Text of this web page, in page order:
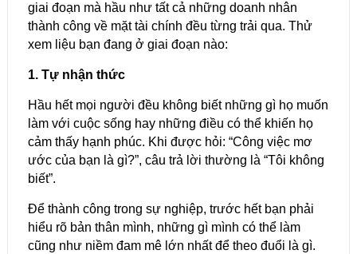
giai đoạn mà hầu như tất cả những doanh nhân
thành công về mặt tài chính đều từng trải qua. Thử
xem liệu bạn đang ở giai đoạn nào:
1. Tự nhận thức
Hầu hết mọi người đều không biết những gì họ muốn
làm với cuộc sống hay những điều có thể khiến họ
cảm thấy hạnh phúc. Khi được hỏi: “Công việc mơ
ước của bạn là gì?”, câu trả lời thường là “Tôi không
biết”.
Để thành công trong sự nghiệp, trước hết bạn phải
hiểu rõ bản thân mình, những gì mình có thể làm
cũng như niềm đam mê lớn nhất để theo đuổi là gì.